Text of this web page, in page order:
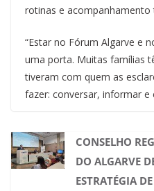
rotinas e acompanhamento
“Estar no Fórum Algarve e
uma porta. Muitas famílias
tiveram com quem as
fazer: conversar, informar e
CONSELHO
DO ALGARVE
ESTRATÉGIA